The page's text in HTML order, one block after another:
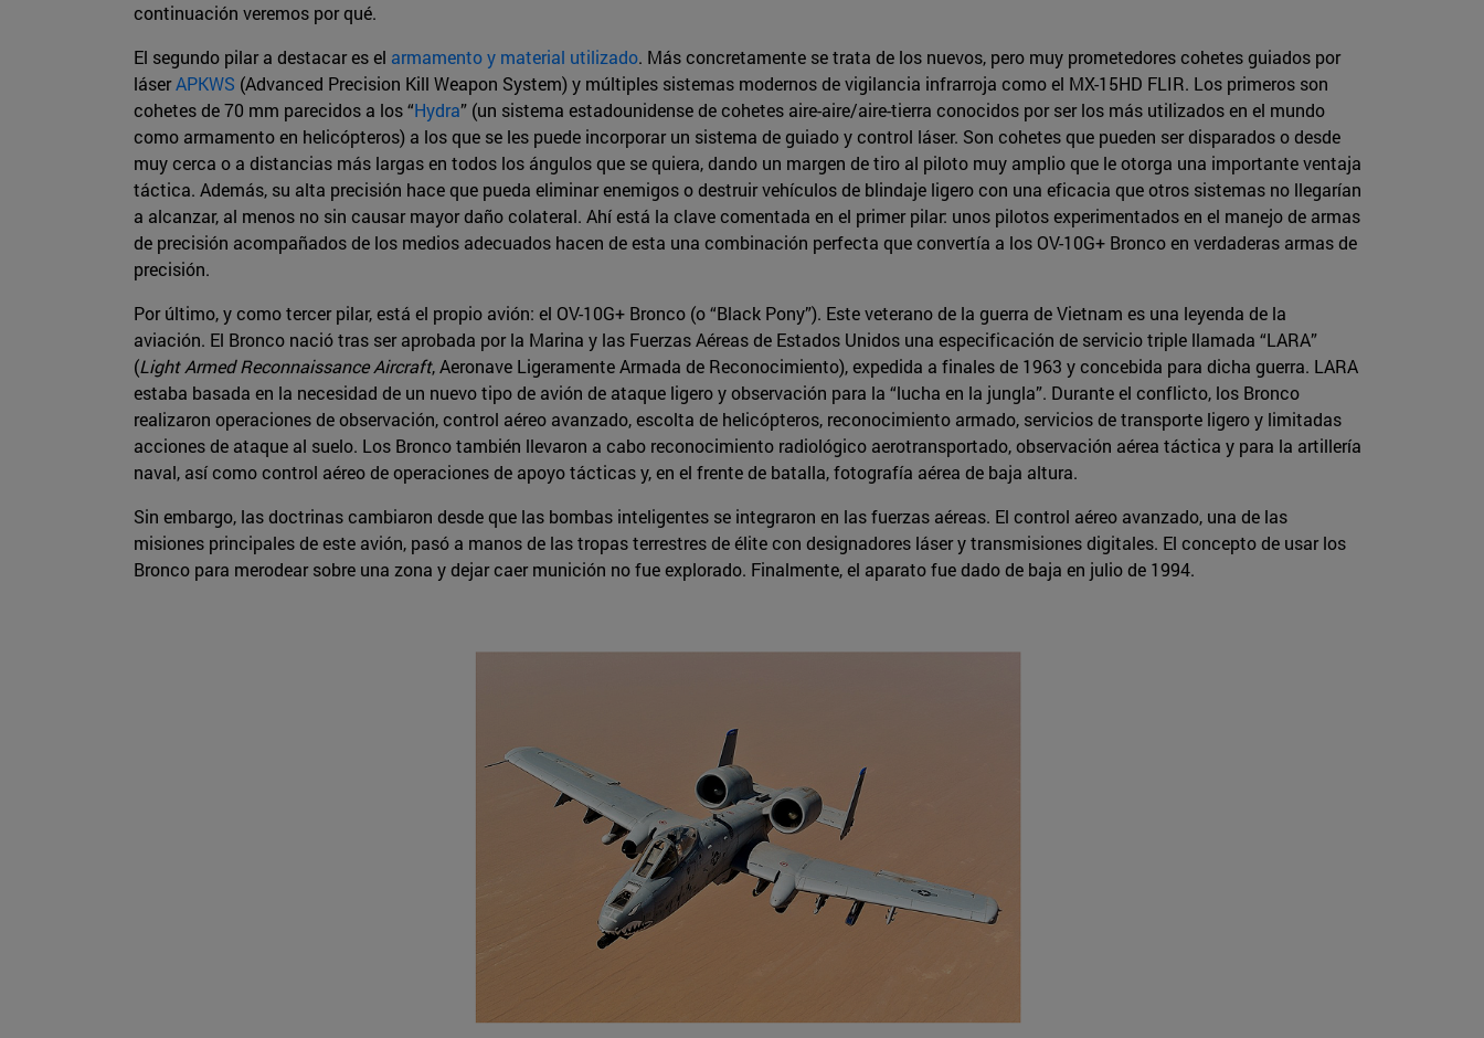
continuación veremos por qué.
El segundo pilar a destacar es el armamento y material utilizado. Más concretamente se trata de los nuevos, pero muy prometedores cohetes guiados por
láserAPKWS (Advanced Precision Kill Weapon System) y múltiples sistemas modernos de vigilancia infrarroja como el MX-15HD FLIR. Los primeros son
cohetes de 70 mm parecidos a los “Hydra” (un sistema estadounidense de cohetes aire-aire/aire-tierra conocidos por ser los más utilizados en el mundo
como armamento en helicópteros) a los que se les puede incorporar un sistema de guiado y control láser. Son cohetes que pueden ser disparados o desde
muy cerca o a distancias más largas en todos los ángulos que se quiera, dando un margen de tiro al piloto muy amplio que le otorga una importante ventaja
táctica. Además, su alta precisión hace que pueda eliminar enemigos o destruir vehículos de blindaje ligero con una eficacia que otros sistemas no llegarían
a alcanzar, al menos no sin causar mayor daño colateral. Ahí está la clave comentada en el primer pilar: unos pilotos experimentados en el manejo de armas
de precisión acompañados de los medios adecuados hacen de esta una combinación perfecta que convertía a los OV-10G+ Bronco en verdaderas armas de
precisión.
Por último, y como tercer pilar, está el propio avión: el OV-10G+ Bronco (o “Black Pony”). Este veterano de la guerra de Vietnam es una leyenda de la
aviación. El Bronco nació tras ser aprobada por la Marina y las Fuerzas Aéreas de Estados Unidos una especificación de servicio triple llamada “LARA”
(Light Armed Reconnaissance Aircraft, Aeronave Ligeramente Armada de Reconocimiento), expedida a finales de 1963 y concebida para dicha guerra. LARA
estaba basada en la necesidad de un nuevo tipo de avión de ataque ligero y observación para la “lucha en la jungla”. Durante el conflicto, los Bronco
realizaron operaciones de observación, control aéreo avanzado, escolta de helicópteros, reconocimiento armado, servicios de transporte ligero y limitadas
acciones de ataque al suelo. Los Bronco también llevaron a cabo reconocimiento radiológico aerotransportado, observación aérea táctica y para la artillería
naval, así como control aéreo de operaciones de apoyo tácticas y, en el frente de batalla, fotografía aérea de baja altura.
Sin embargo, las doctrinas cambiaron desde que las bombas inteligentes se integraron en las fuerzas aéreas. El control aéreo avanzado, una de las
misiones principales de este avión, pasó a manos de las tropas terrestres de élite con designadores láser y transmisiones digitales. El concepto de usar los
Bronco para merodear sobre una zona y dejar caer munición no fue explorado. Finalmente, el aparato fue dado de baja en julio de 1994.